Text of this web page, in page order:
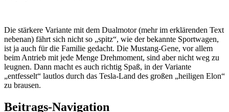
Die stärkere Variante mit dem Dualmotor (mehr im erklärenden Text
nebenan) fährt sich nicht so „spitz“, wie der bekannte Sportwagen,
ist ja auch für die Familie gedacht. Die Mustang-Gene, vor allem
beim Antrieb mit jede Menge Drehmoment, sind aber nicht weg zu
leugnen. Dann macht es auch richtig Spaß, in der Variante
„entfesselt“ lautlos durch das Tesla-Land des großen „heiligen Elon“
zu brausen.
Beitrags-Navigation